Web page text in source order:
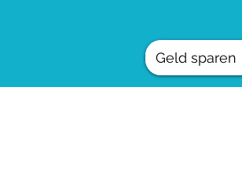
Geld sparen